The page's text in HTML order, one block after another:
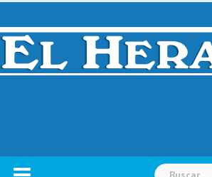
Skip
content
Buscar: